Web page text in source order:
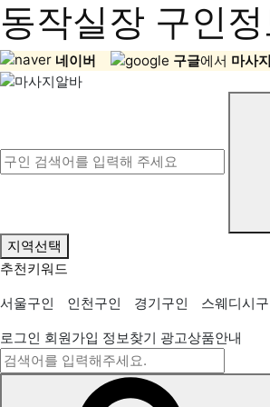
동작실장 구인
네이버 구글에서 마사
지역선택
추천키워드
서울구인
인천구인 경기구인
스웨디시
로그인 회원가입 정보찾기 광고상품안내